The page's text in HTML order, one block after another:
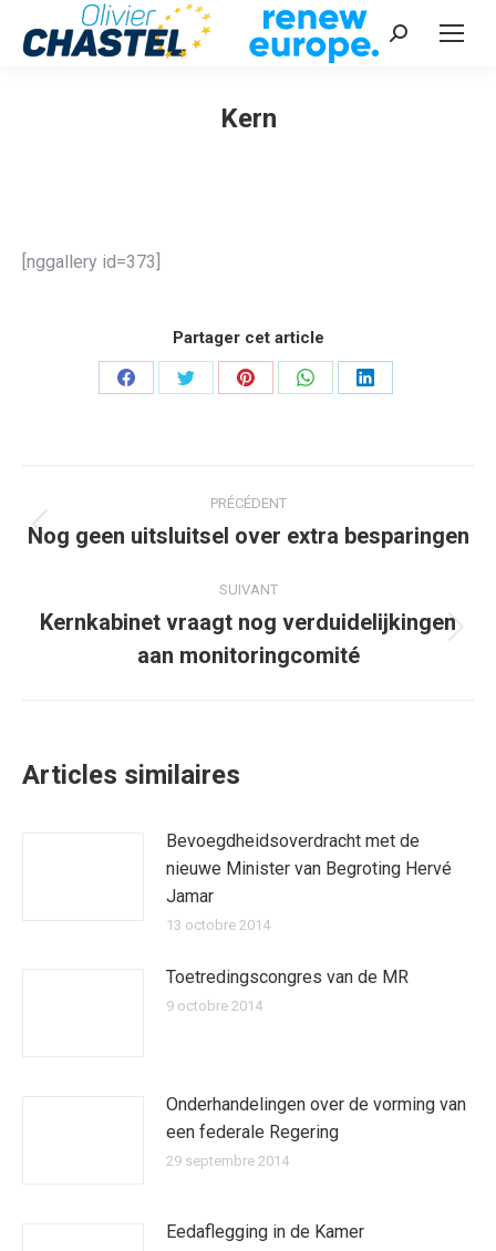
Recherche
Kern
[nggallery id=373]
Partager cet article
PartagerPartagerPartagerPartagerPartager
article
PRÉCÉDENT
Article
:
Nog geen uitsluitsel over extra besparingen
SUIVANT
Article
suivant
Kernkabinet vraagt nog verduidelijkingen
aan monitoringcomité
Articles similaires
Bevoegdheidsoverdracht met de
nieuwe Minister van Begroting Hervé
Jamar
13 octobre 2014
Toetredingscongres van de MR
9 octobre 2014
Onderhandelingen over de vorming van
een federale Regering
29 septembre 2014
Eedaflegging in de Kamer